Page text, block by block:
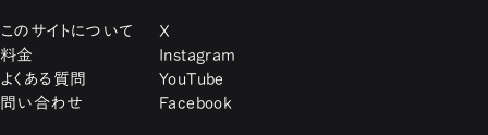
このサイトについて
料金
よくある質問
問い合わせ
X
Instagram
YouTube
Facebook